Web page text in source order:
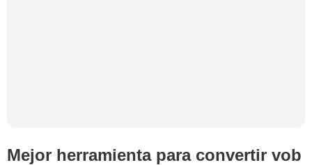
Mejor herramienta para convertir vob